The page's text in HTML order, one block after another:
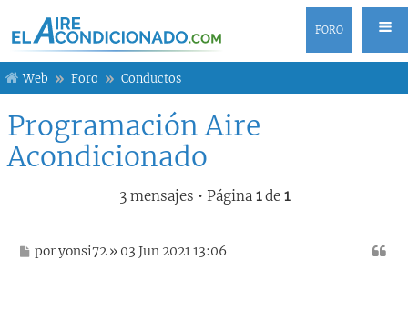
FORO
Web Foro Conductos
Programación Aire
Acondicionado
3 mensajes • Página 1de 1
M
poryonsi72 » 03 Jun 2021 13:06